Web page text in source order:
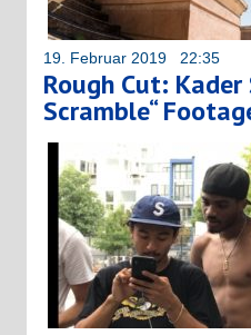
19. Februar 2019 22:35
Rough Cut: Kader
Scramble“